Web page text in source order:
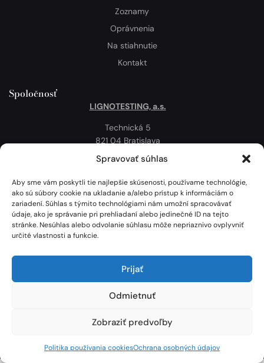
Spravovať súhlas
Aby sme vám poskytli tie najlepšie skúsenosti, používame technológie,
ako sú súbory cookie na ukladanie a/alebo prístup k informáciám o
zariadení. Súhlas s týmito technológiami nám umožní spracovávať
údaje, ako je správanie pri prehliadaní alebo jedinečné ID na tejto
stránke. Nesúhlas alebo odvolanie súhlasu môže nepriaznivo ovplyvniť
určité vlastnosti a funkcie.
Prijať
Odmietnuť
Zobraziť predvoľby
Politika používania cookiesOchrana osobných údajov
Zoznamy
Oprávnenia
Na stiahnutie
Kontakt
Spoločnosť
LIGNOTESTING, a.s.
Technická 5
821 04 Bratislava
Slovenská republika
Politika používania cookies
Mapa
Lignotesting, a. s. © 2024 | Všetky práva vyhradené. | Vytvoril: Marek Heinfarth.